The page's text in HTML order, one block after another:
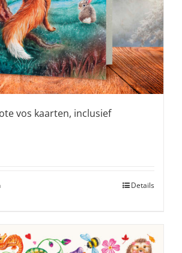
vos kaarten, inclusief
Details